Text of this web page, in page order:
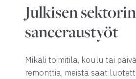
Julkisen sektorin
saneeraustyöt
Mikäli toimitila, koulu tai
remonttia, meistä saat